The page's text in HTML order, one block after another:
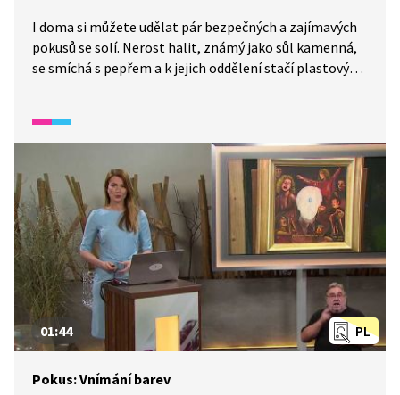
I doma si můžete udělat pár bezpečných a zajímavých
pokusů se solí. Nerost halit, známý jako sůl kamenná,
se smíchá s pepřem a k jejich oddělení stačí plastový
slanou chuť soli na sladkou. Nevěříte? Stačí smíchat sůl
PL
01:44
Pokus: Vnímání barev